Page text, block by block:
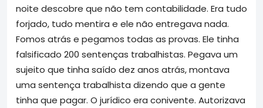
noite descobre que não tem contabilidade. Era tudo
forjado, tudo mentira e ele não entregava nada.
Fomos atrás e pegamos todas as provas. Ele tinha
falsificado 200 sentenças trabalhistas. Pegava um
sujeito que tinha saído dez anos atrás, montava
uma sentença trabalhista dizendo que a gente
tinha que pagar. O jurídico era conivente. Autorizava